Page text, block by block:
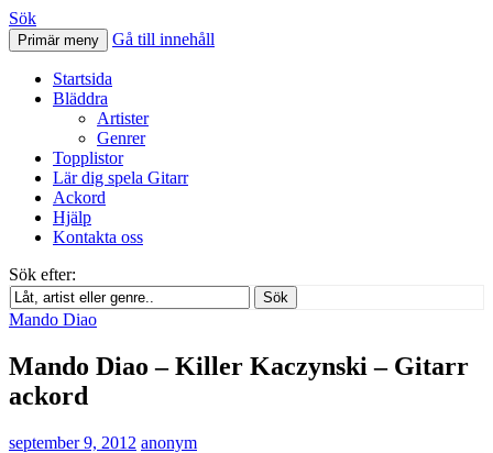
Svenskatabs.se
Sök
Primär meny Gå till innehåll
Startsida
Bläddra
Artister
Genrer
Topplistor
Lär dig spela Gitarr
Ackord
Hjälp
Kontakta oss
Sök efter:
Sök
Mando Diao
Mando Diao – Killer Kaczynski – Gitarr
ackord
september 9, 2012 anonym